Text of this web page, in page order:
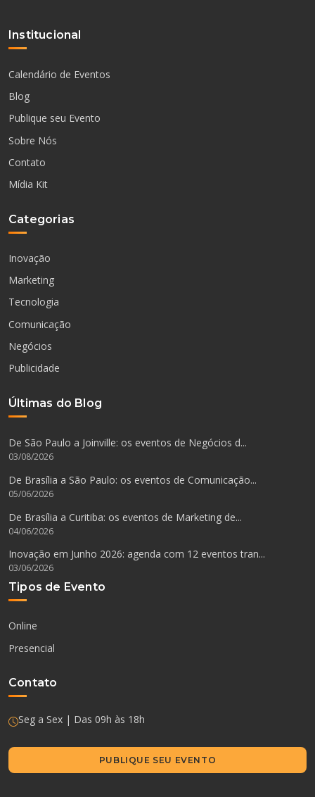
Institucional
Calendário de Eventos
Blog
Publique seu Evento
Sobre Nós
Contato
Mídia Kit
Categorias
Inovação
Marketing
Tecnologia
Comunicação
Negócios
Publicidade
Últimas do Blog
De São Paulo a Joinville: os eventos de Negócios d...
03/08/2026
De Brasília a São Paulo: os eventos de Comunicação...
05/06/2026
De Brasília a Curitiba: os eventos de Marketing de...
04/06/2026
Inovação em Junho 2026: agenda com 12 eventos tran...
03/06/2026
Tipos de Evento
Online
Presencial
Contato
Seg a Sex | Das 09h às 18h
PUBLIQUE SEU EVENTO